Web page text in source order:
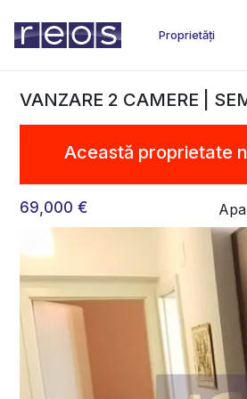
Proprietăți
VANZARE 2 CAMERE |
Această proprietate
69,000 €